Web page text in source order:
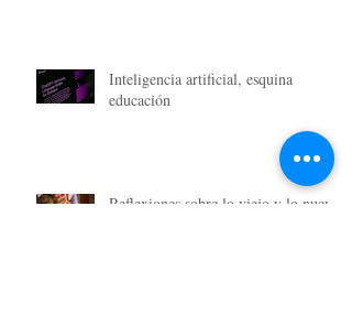
Inteligencia artificial, esquina
educación
Reflexiones sobre lo viejo y lo nuevo